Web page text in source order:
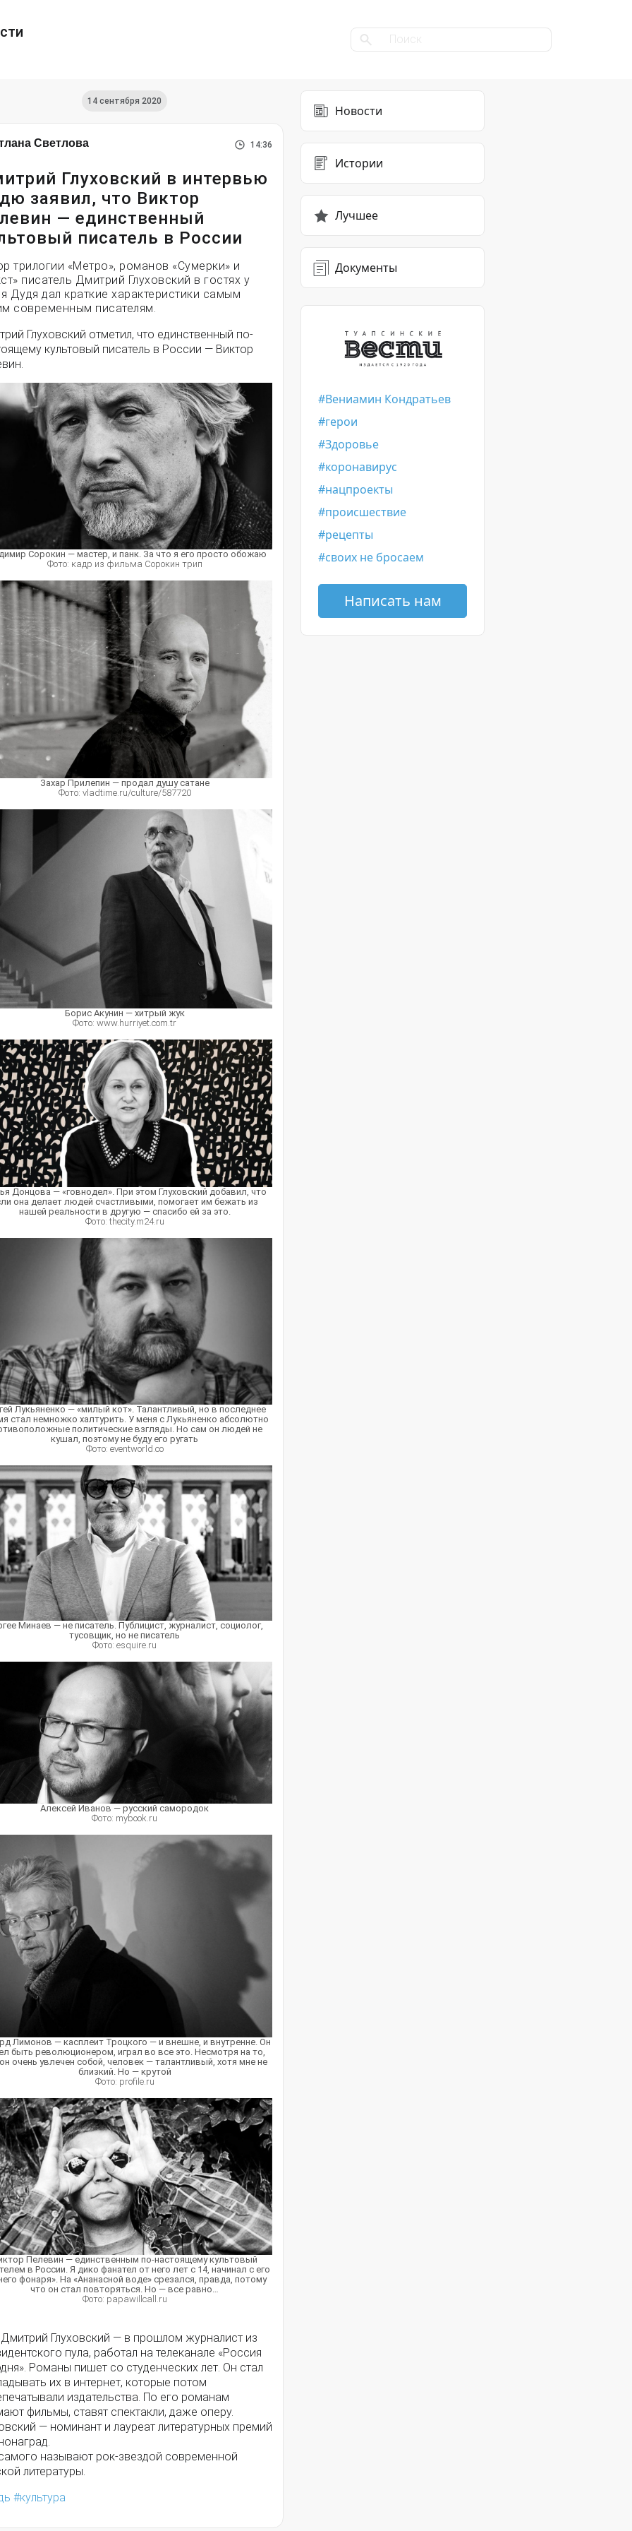
14 сентября 2020
Светлова 14:36
Глуховский в интервью
заявил, что Виктор
— единственный
писатель в России
трилогии «Метро», романов «Сумерки» и
писатель Дмитрий Глуховский в гостях у
Дудя дал краткие характеристики самым
современным писателям.
Глуховский отметил, что единственный по-
культовый писатель в России — Виктор
Сорокин — мастер, и панк. За что я его просто обожаю
Фото: кадр из фильма Сорокин трип
Захар Прилепин — продал душу сатане
Фото: vladtime.ru/culture/587720
Борис Акунин — хитрый жук
Фото: www.hurriyet.com.tr
Донцова — «говнодел». При этом Глуховский добавил, что
она делает людей счастливыми, помогает им бежать из
нашей реальности в другую — спасибо ей за это.
Фото: thecity.m24.ru
Лукьяненко — «милый кот». Талантливый, но в последнее
стал немножко халтурить. У меня с Лукьяненко абсолютно
политические взгляды. Но сам он людей не
кушал, поэтому не буду его ругать
Фото: eventworld.co
Минаев — не писатель. Публицист, журналист, социолог,
тусовщик, но не писатель
Фото: esquire.ru
Алексей Иванов — русский самородок
Фото: mybook.ru
Лимонов — касплеит Троцкого — и внешне, и внутренне. Он
быть революционером, играл во все это. Несмотря на то,
очень увлечен собой, человек — талантливый, хотя мне не
близкий. Но — крутой
Фото: profile.ru
Пелевин — единственным по-настоящему культовый
в России. Я дико фанател от него лет с 14, начинал с его
фонаря». На «Ананасной воде» срезался, правда, потому
что он стал повторяться. Но — все равно…
Фото: papawillcall.ru
Глуховский — в прошлом журналист из
пула, работал на телеканале «Россия
Романы пишет со студенческих лет. Он стал
их в интернет, которые потом
издательства. По его романам
фильмы, ставят спектакли, даже оперу.
— номинант и лауреат литературных премий
называют рок-звездой современной
литературы.
культура
Новости
Истории
Лучшее
Документы
Вениамин Кондратьев
герои
Здоровье
коронавирус
нацпроекты
происшествие
рецепты
своих не бросаем
Написать нам